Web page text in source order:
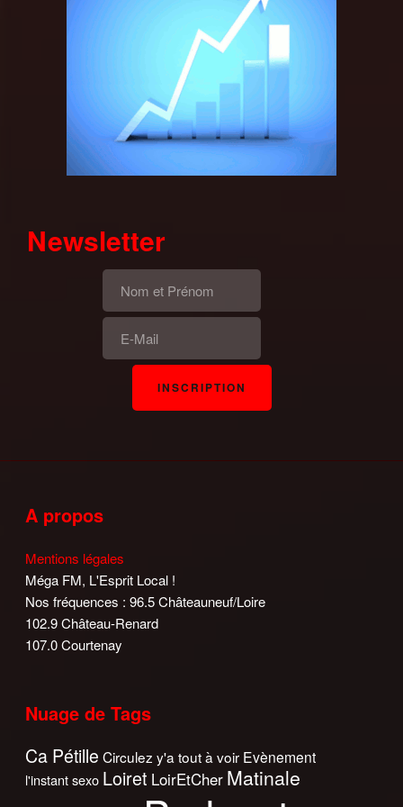
Newsletter
A propos
Mentions légales
Méga FM, L'Esprit Local !
Nos fréquences : 96.5 Châteauneuf/Loire
102.9 Château-Renard
107.0 Courtenay
Nuage de Tags
Ca Pétille Circulez y'a tout à voir Evènement
l'instant sexo Loiret LoirEtCher Matinale